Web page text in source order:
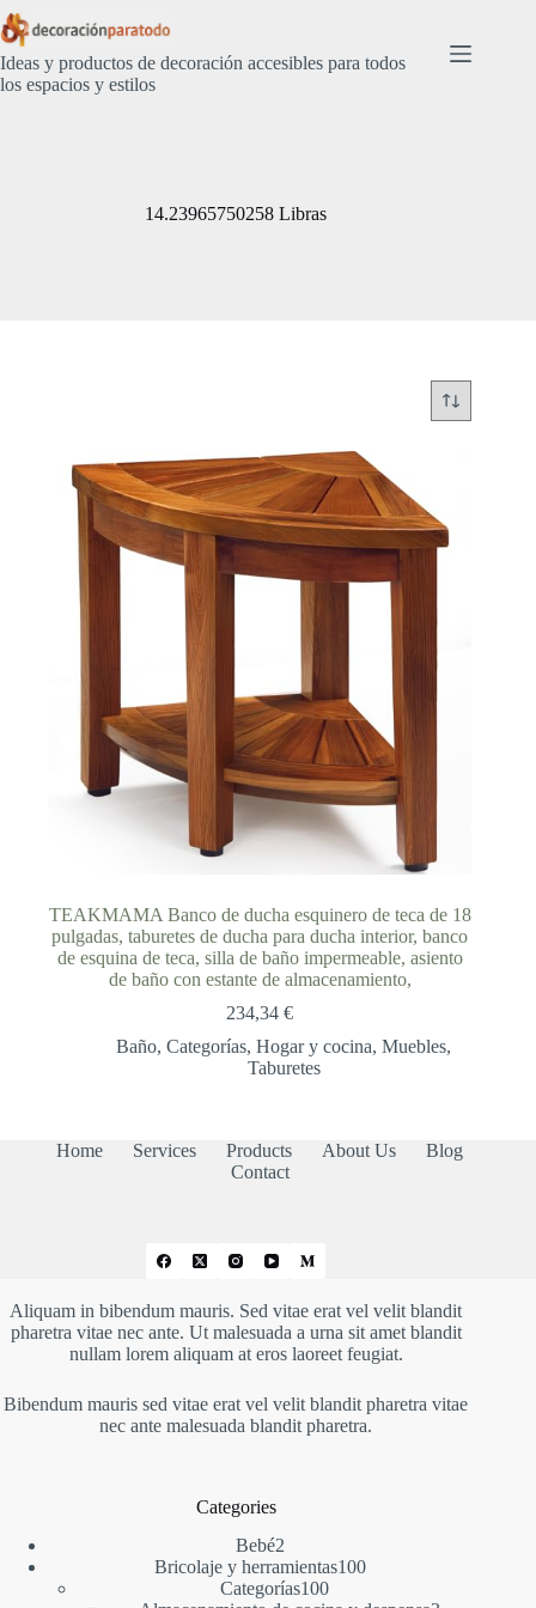
Saltar
al
contenido
Ideas y productos de decoración accesibles para todos
los espacios y estilos
14.23965750258 Libras
TEAKMAMA Banco de ducha esquinero de teca de 18
pulgadas, taburetes de ducha para ducha interior, banco
de esquina de teca, silla de baño impermeable, asiento
de baño con estante de almacenamiento,
234,34€
Baño,Categorías,Hogar y cocina,Muebles,
Taburetes
Home Services Products About Us
Blog
Contact
Aliquam in bibendum mauris. Sed vitae erat vel velit blandit
pharetra vitae nec ante. Ut malesuada a urna sit amet blandit
nullam lorem aliquam at eros laoreet feugiat.
Bibendum mauris sed vitae erat vel velit blandit pharetra vitae
nec ante malesuada blandit pharetra.
Categories
Bebé22
productos
Bricolaje y herramientas100100
Categorías100100